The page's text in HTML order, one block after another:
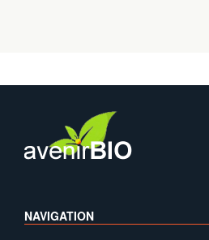
NAVIGATION